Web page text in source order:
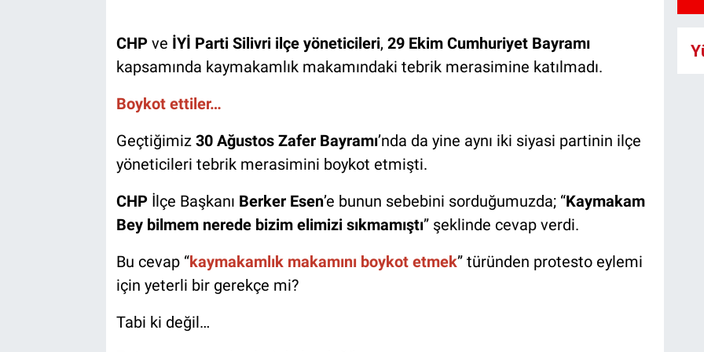
CHPve İYİ Parti Silivri ilçe yöneticileri, 29 Ekim Cumhuriyet Bayramı
kapsamında kaymakamlık makamındaki tebrik merasimine katılmadı.
Boykot ettiler…
Geçtiğimiz 30 Ağustos Zafer Bayramı’nda da yine aynı iki siyasi partinin ilçe
yöneticileri tebrik merasimini boykot etmişti.
CHP İlçe Başkanı Berker Esen’e bunun sebebini sorduğumuzda; “Kaymakam
Bey bilmem nerede bizim elimizi sıkmamıştı” şeklinde cevap verdi.
Bu cevap “kaymakamlık makamını boykot etmek” türünden protesto eylemi
için yeterli bir gerekçe mi?
Tabi ki değil…